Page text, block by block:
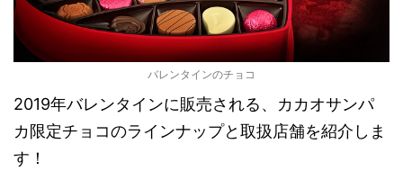
バレンタインのチョコ
2019年バレンタインに販売される、カカオサンパ
カ限定チョコのラインナップと取扱店舗を紹介しま
す！